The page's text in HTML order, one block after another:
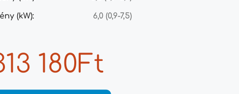
(kW): 6,0 (0,9-7,5)
180Ft